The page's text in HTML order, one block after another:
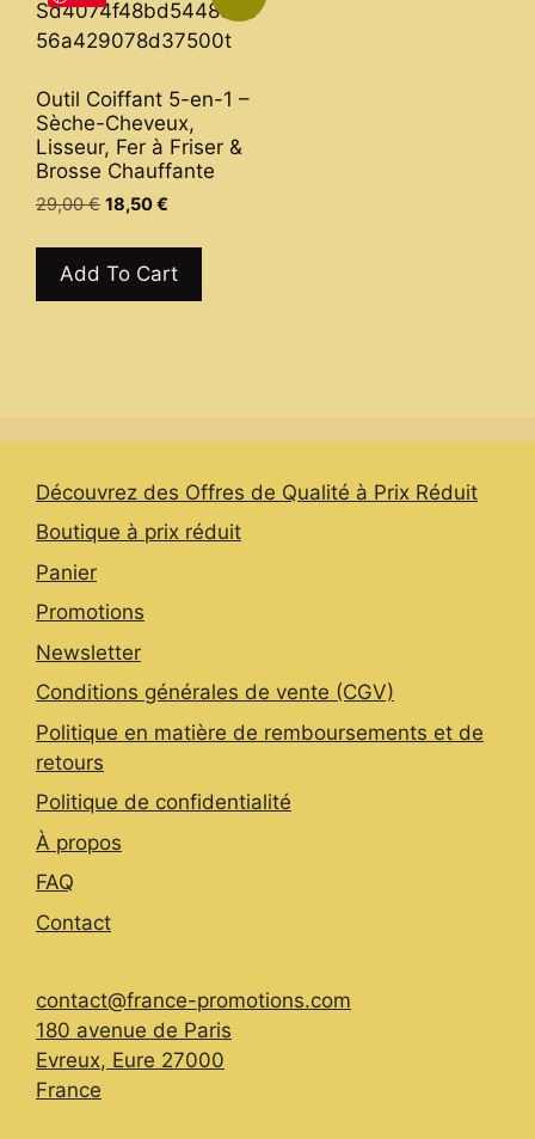
Outil Coiffant 5-en-1 –
Sèche-Cheveux,
Lisseur, Fer à Friser &
Brosse Chauffante
29,00€ Original
was:
29,00 €.
18,50€
is:
18,50 €.
Add To Cart
has
may
be
chosen
on
Découvrez des Offres de Qualité à Prix Réduit
Boutique à prix réduit
Panier
Promotions
Newsletter
Conditions générales de vente (CGV)
Politique en matière de remboursements et de
retours
Politique de confidentialité
À propos
FAQ
Contact
contact@france-promotions.com
180 avenue de Paris
Evreux, Eure 27000
France